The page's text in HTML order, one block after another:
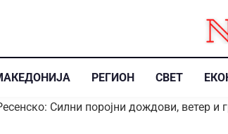
РЕГИОН СВЕТ